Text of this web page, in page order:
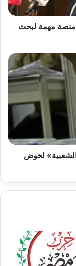
منصة مهمة لبحث
لخوض